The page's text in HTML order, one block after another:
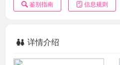
鉴别指南 信息规则
详情介绍